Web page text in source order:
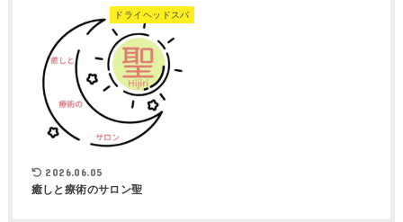
ドライヘッドスパ
2026.06.05
癒しと療術のサロン聖